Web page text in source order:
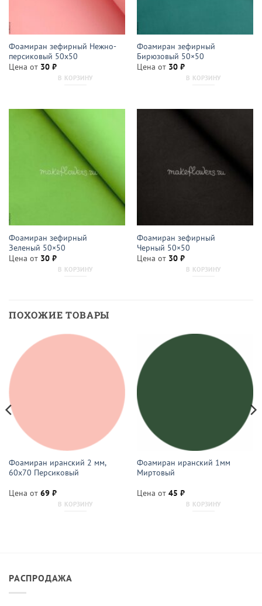
Фоамиран зефирный Нежно-
персиковый 50х50
Цена от 30 ₽
В КОРЗИНУ
Фоамиран зефирный
Бирюзовый 50×50
Цена от 30 ₽
В КОРЗИНУ
Фоамиран зефирный
Зеленый 50×50
Цена от 30 ₽
В КОРЗИНУ
Фоамиран зефирный
Черный 50×50
Цена от 30 ₽
В КОРЗИНУ
ПОХОЖИЕ ТОВАРЫ
Фоамиран иранский 2 мм,
60х70 Персиковый
Цена от 69 ₽
В КОРЗИНУ
Фоамиран иранский 1мм
Миртовый
Цена от 45 ₽
В КОРЗИНУ
РАСПРОДАЖА